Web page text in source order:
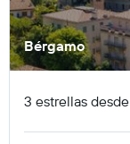
Bérgamo
3 estrellas desde